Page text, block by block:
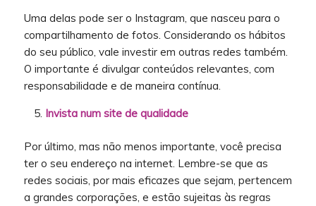
Uma delas pode ser o Instagram, que nasceu para o
compartilhamento de fotos. Considerando os hábitos
do seu público, vale investir em outras redes também.
O importante é divulgar conteúdos relevantes, com
responsabilidade e de maneira contínua.
Invista num site de qualidade
Por último, mas não menos importante, você precisa
ter o seu endereço na internet. Lembre-se que as
redes sociais, por mais eficazes que sejam, pertencem
a grandes corporações, e estão sujeitas às regras